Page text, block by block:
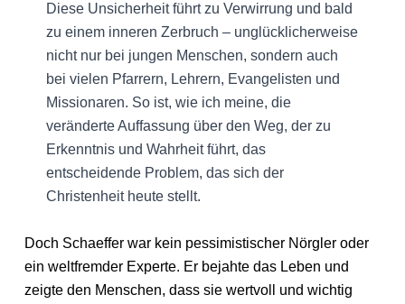
Diese Unsicherheit führt zu Verwirrung und bald
zu einem inneren Zerbruch – unglücklicherweise
nicht nur bei jungen Menschen, sondern auch
bei vielen Pfarrern, Lehrern, Evangelisten und
Missionaren. So ist, wie ich meine, die
veränderte Auffassung über den Weg, der zu
Erkenntnis und Wahrheit führt, das
entscheidende Problem, das sich der
Christenheit heute stellt.
Doch Schaeffer war kein pessimistischer Nörgler oder
ein weltfremder Experte. Er bejahte das Leben und
zeigte den Menschen, dass sie wertvoll und wichtig